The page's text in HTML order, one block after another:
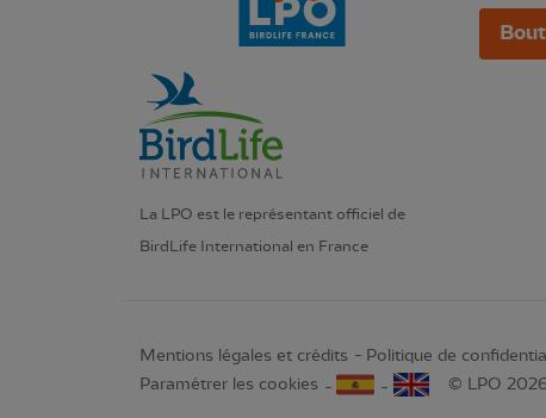
La LPO est le représentant officiel de
BirdLife International en France
Mentions légales et crédits Politique de
Paramétrer les cookies
© LPO